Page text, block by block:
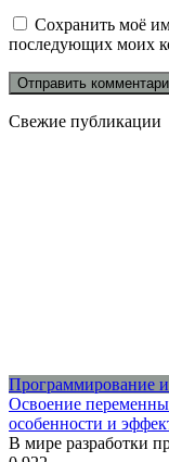
Сохранить моё
последующих моих
Свежие публикации
Программирование и
Освоение
особенности и
В мире разработки